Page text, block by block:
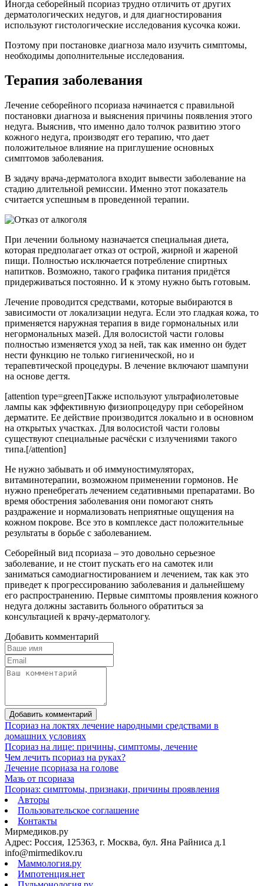
Иногда себорейный псориаз трудно отличить от других
дерматологических недугов, и для диагностирования
используют гистологические исследования кусочка кожи.
Поэтому при постановке диагноза мало изучить симптомы,
необходимы дополнительные исследования.
Терапия заболевания
Лечение себорейного псориаза начинается с правильной
постановки диагноза и выяснения причины появления этого
недуга. Выяснив, что именно дало толчок развитию этого
кожного недуга, производят его терапию, что дает
положительное влияние на приглушение основных
симптомов заболевания.
В задачу врача-дерматолога входит вывести заболевание на
стадию длительной ремиссии. Именно этот показатель
считается успешным в проведенной терапии.
При лечении больному назначается специальная диета,
которая предполагает отказ от острой, жирной и жареной
пищи. Полностью исключается потребление спиртных
напитков. Возможно, такого графика питания придётся
придерживаться постоянно. И к этому нужно быть готовым.
Лечение проводится средствами, которые выбираются в
зависимости от локализации недуга. Если это гладкая кожа, то
применяется наружная терапия в виде гормональных или
негормональных мазей. Для волосистой части головы
полностью изменяется уход за ней, так как именно он будет
нести функцию не только гигиенической, но и
терапевтической процедуры. В лечение включают шампуни
на основе дегтя.
[attention type=green]Также используют ультрафиолетовые
лампы как эффективную физиопроцедуру при себорейном
дерматите. Ее действие производится локально и в основном
на открытых участках. Для волосистой части головы
существуют специальные расчёски с излучениями такого
типа.[/attention]
Не нужно забывать и об иммуностимуляторах,
витаминотерапии, возможном применении гормонов. Не
нужно пренебрегать лечением седативными препаратами. Во
время обострения заболевания они помогают снять
раздражение и нормализовать неприятные ощущения на
кожном покрове. Все это в комплексе даст положительные
результаты в борьбе с заболеванием.
Себорейный вид псориаза – это довольно серьезное
заболевание, и не стоит пускать его на самотек или
заниматься самодиагностированием и лечением, так как это
приведет к прогрессированию заболевания и дальнейшему
его распространению. Первые симптомы проявления кожного
недуга должны заставить больного обратиться за
консультацией к врачу-дерматологу.
Добавить комментарий
Добавить комментарий
Псориаз на локтях лечение народными средствами в
домашних условиях
Псориаз на лице: причины, симптомы, лечение
Чем лечить псориаз на руках?
Лечение псориаза на голове
Мазь от псориаза
Псориаз: симптомы, признаки, причины проявления
Авторы
Пользовательское соглашение
Контакты
Мирмедиков.ру
Адрес: Россия, 125363, г. Москва, бул. Яна Райниса д.1
info@mirmedikov.ru
Маммология.ру
Импотенция.нет